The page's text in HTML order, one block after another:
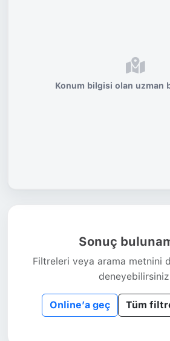
Sonuç
Filtreleri veya arama metnini
Online’a geç Tüm
Konum bilgisi olan uzman